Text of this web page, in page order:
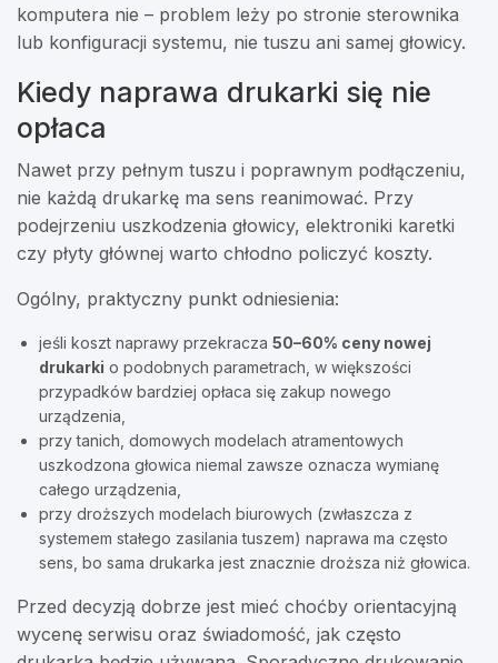
komputera nie – problem leży po stronie sterownika
lub konfiguracji systemu, nie tuszu ani samej głowicy.
Kiedy naprawa drukarki się nie
opłaca
Nawet przy pełnym tuszu i poprawnym podłączeniu,
nie każdą drukarkę ma sens reanimować. Przy
podejrzeniu uszkodzenia głowicy, elektroniki karetki
czy płyty głównej warto chłodno policzyć koszty.
Ogólny, praktyczny punkt odniesienia:
jeśli koszt naprawy przekracza 50–60% ceny nowej
drukarki o podobnych parametrach, w większości
przypadków bardziej opłaca się zakup nowego
urządzenia,
przy tanich, domowych modelach atramentowych
uszkodzona głowica niemal zawsze oznacza wymianę
całego urządzenia,
przy droższych modelach biurowych (zwłaszcza z
systemem stałego zasilania tuszem) naprawa ma często
sens, bo sama drukarka jest znacznie droższa niż głowica.
Przed decyzją dobrze jest mieć choćby orientacyjną
wycenę serwisu oraz świadomość, jak często